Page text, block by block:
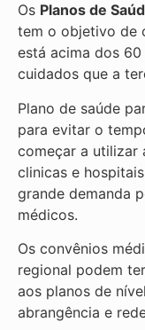
Os Planos de
tem o objetivo de
está acima dos
cuidados que a
Plano de saúde
para evitar o
começar a utilizar
clinicas e
grande demanda
médicos.
Os convênios
regional podem
aos planos de
abrangência e